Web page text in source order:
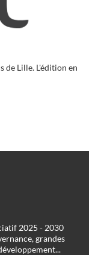
de Lille. L'édition en
2025 - 2030
grandes